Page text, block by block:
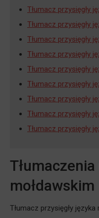
Tłumacz przysięgły
Tłumacz przysięgły
Tłumacz przysięgły
Tłumacz przysięgły
Tłumacz przysięgły
Tłumacz przysięgły
Tłumacz przysięgły
Tłumacz przysięgły
Tłumacz przysięgły
mołdawskim
Tłumacz przysięgły